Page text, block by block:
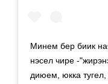
Минем бер биик
нэсел чире -
диюем, юкка